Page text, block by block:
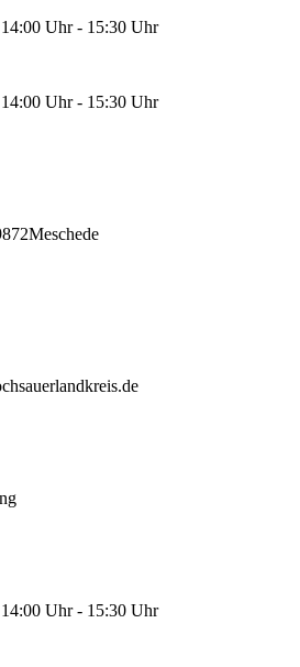
Uhr - 15:30 Uhr
Uhr - 15:30 Uhr
Meschede
Uhr - 15:30 Uhr